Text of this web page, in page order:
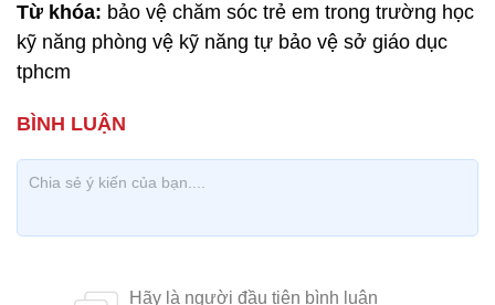
Từ khóa: bảo vệ chăm sóc trẻ em trong trường học
kỹ năng phòng vệ kỹ năng tự bảo vệ sở giáo dục
tphcm